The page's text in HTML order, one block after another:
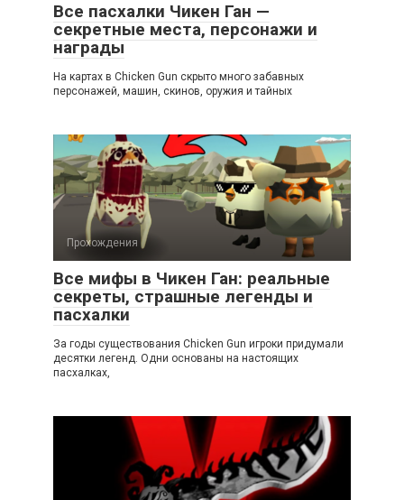
Все пасхалки Чикен Ган —
секретные места, персонажи и
награды
На картах в Chicken Gun скрыто много забавных
персонажей, машин, скинов, оружия и тайных
Прохождения
Все мифы в Чикен Ган: реальные
секреты, страшные легенды и
пасхалки
За годы существования Chicken Gun игроки придумали
десятки легенд. Одни основаны на настоящих
пасхалках,